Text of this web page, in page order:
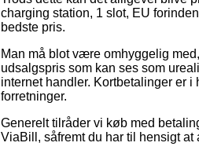
charging station, 1 slot, EU
bedste pris.
Man må blot være omhyggelig
udsalgspris som kan ses som
internet handler. Kortbetalinger er
forretninger.
Generelt tilråder vi køb med
ViaBill, såfremt du har til hensigt